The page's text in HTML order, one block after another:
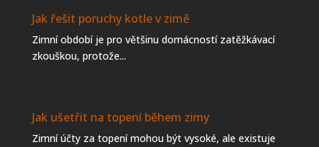
Jak řešit poruchy kotle v zimě
Zimní období je pro většinu domácností zatěžkávací
zkouškou, protože...
Jak ušetřit na topení během zimy
Zimní účty za topení mohou být vysoké, ale existuje